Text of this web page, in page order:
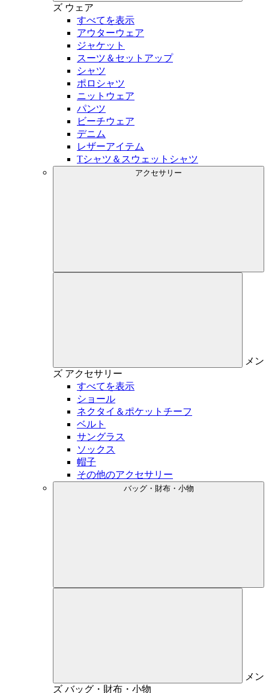
ズ ウェア
すべてを表示
アウターウェア
ジャケット
スーツ＆セットアップ
シャツ
ポロシャツ
ニットウェア
パンツ
ビーチウェア
デニム
レザーアイテム
Tシャツ＆スウェットシャツ
アクセサリー
メン
ズ アクセサリー
すべてを表示
ショール
ネクタイ＆ポケットチーフ
ベルト
サングラス
ソックス
帽子
その他のアクセサリー
バッグ・財布・小物
メン
ズ バッグ・財布・小物